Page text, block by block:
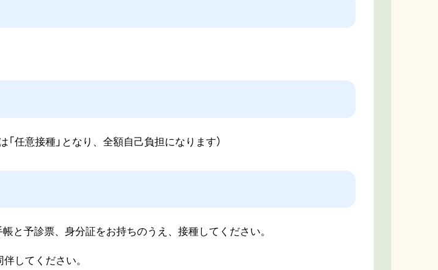
任意接種」となり、全額自己負担になります）
と予診票、身分証をお持ちのうえ、接種してください。
してください。